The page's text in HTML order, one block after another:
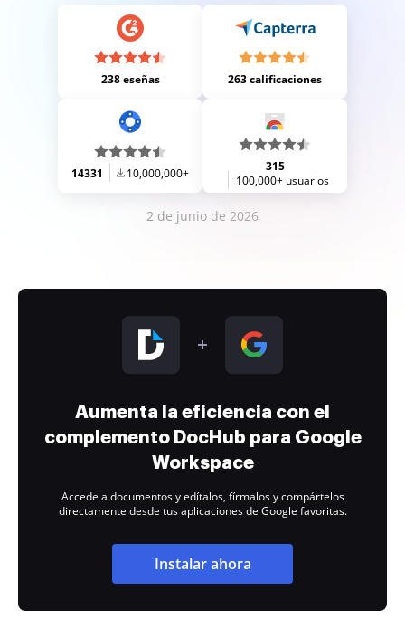
238 eseñas 263 calificaciones
14331 10,000,000+
315
100,000+ usuarios
2 de junio de 2026
Aumenta la eficiencia con el
complemento DocHub para Google
Workspace
Accede a documentos y edítalos, fírmalos y compártelos
directamente desde tus aplicaciones de Google favoritas.
Instalar ahora